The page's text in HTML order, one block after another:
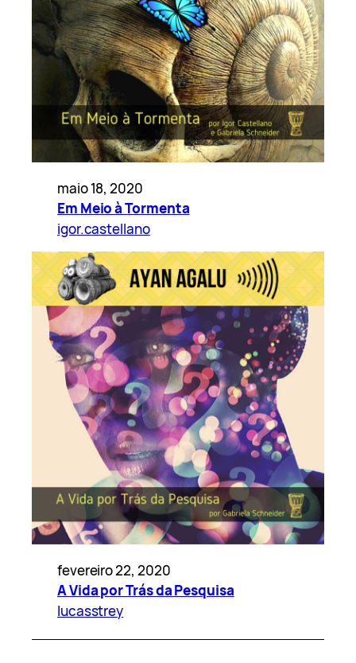
maio 18, 2020
Em Meio à Tormenta
igor.castellano
fevereiro 22, 2020
A Vida por Trás da Pesquisa
lucasstrey